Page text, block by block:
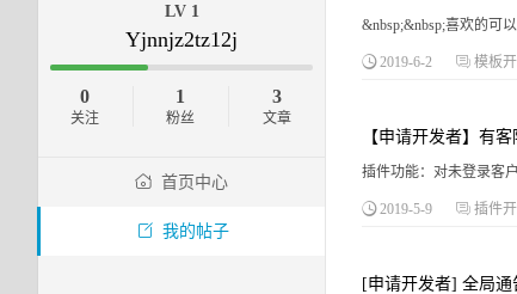
LV 1
Yjnnjz2tz12j
0
关注
1
粉丝
3
文章
首页中心
我的帖子
&nbsp;&nbsp;喜欢的可
2019-6-2 模板
【申请开发者】有
插件功能：对未登录
2019-5-9 插件
[申请开发者] 全局通